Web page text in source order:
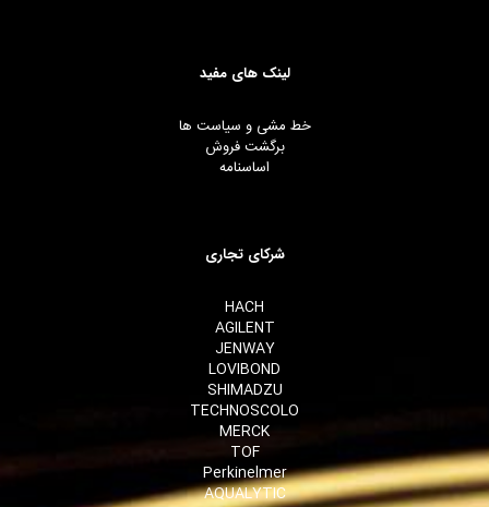
لینک های مفید
خط مشی و سیاست ها
برگشت فروش
اساسنامه
شرکای تجاری
HACH
AGILENT
JENWAY
LOVIBOND
SHIMADZU
TECHNOSCOLO
MERCK
TOF
Perkinelmer
AQUALYTIC